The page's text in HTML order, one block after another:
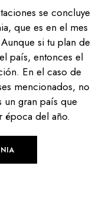
se concluye
que es en el mes
si tu plan de
país, entonces el
En el caso de
mencionados, no
un gran país que
época del año.